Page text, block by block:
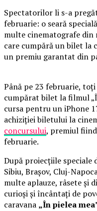
Spectatorilor li s-a
februarie: o seară
multe cinematografe din
care cumpără un bilet la
un premiu garantat din
Până pe 23 februarie,
cumpărat bilet la filmul
cursa pentru un iPhone
achiziției biletului la
concursului, premiul
februarie.
După proiecțiile speciale
Sibiu, Brașov, Cluj-
multe aplauze, râsete și
curioși și încântați de
caravana „În pielea